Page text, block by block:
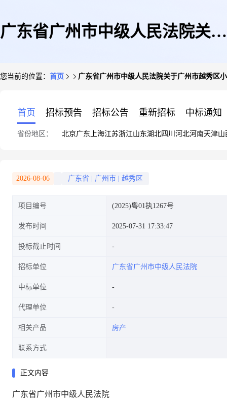
广东省广州市中级人民法院关于
您当前的位置： 首页 广东省广州市中级人民法院关于广州市越秀区
首页 招标预告 招标公告 重新招标 中标通知
省份地区： 北京广东 上海江苏浙江山东湖北四川 河北河南天津山
2026-08-06 广东省 广州市 越秀区
项目编号 (2025)粤01执1267号
发布时间 2025-07-31 17:33:47
投标截止时间
招标单位 广东省广州市中级人民法院
中标单位
代理单位
相关产品 房产
联系方式
正文内容
广东省广州市中级人民法院